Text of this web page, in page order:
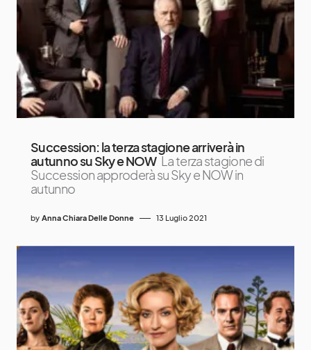
Succession: la terza stagione arriverà in
autunno su Sky e NOW La terza stagione di
Succession approderà su Sky e NOW in
autunno
by Anna Chiara Delle Donne 13 Luglio 2021